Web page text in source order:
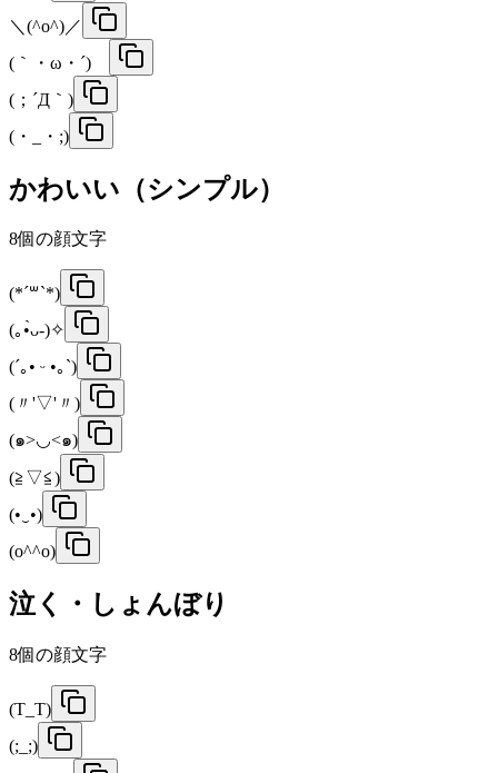
＼(^o^)／
(｀・ω・´)ゞ
(；´Д｀)
(・_・;)
かわいい（シンプル）
8個の顔文字
(*´꒳`*)
(｡•̀ᴗ-)✧
(´｡• ᵕ •｡`)
(〃'▽'〃)
(๑>◡<๑)
(≧▽≦)
(•‿•)
(o^^o)
泣く・しょんぼり
8個の顔文字
(T_T)
(;_;)